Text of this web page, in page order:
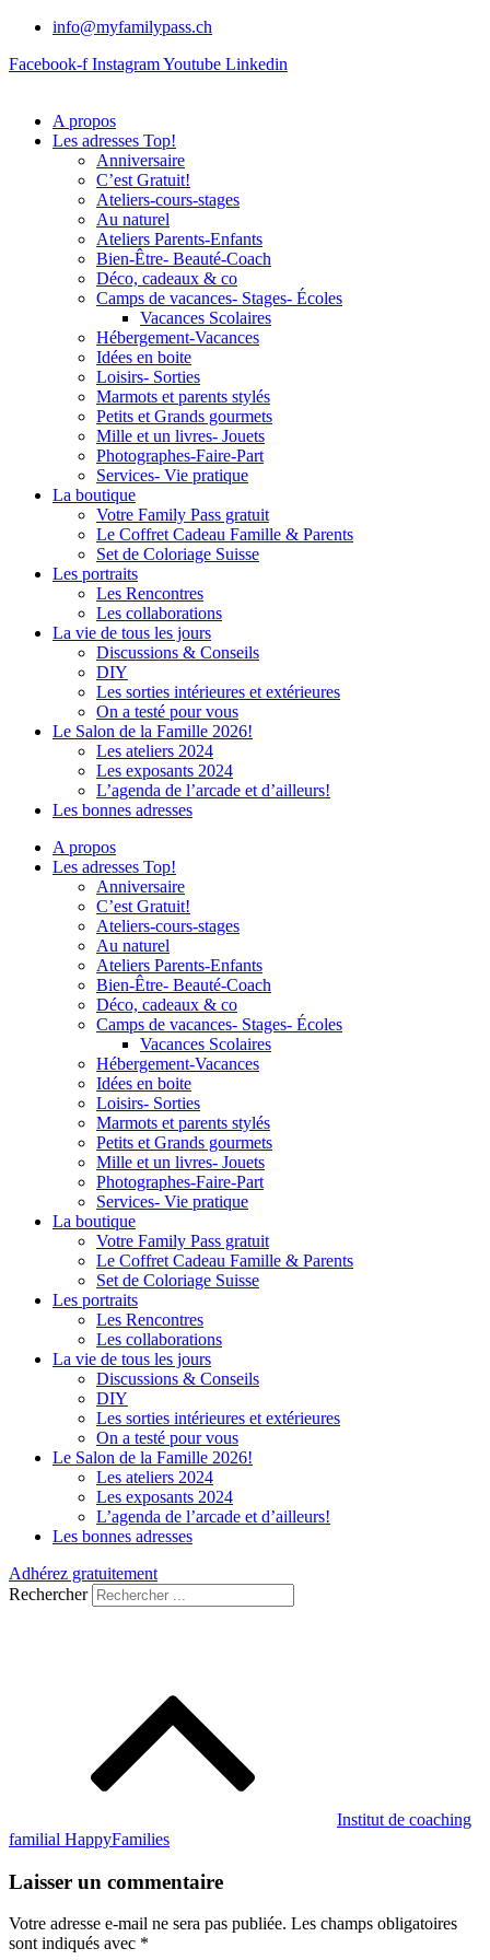
info@myfamilypass.ch
Facebook-f InstagramYoutube Linkedin
A propos
Les adresses Top!
Anniversaire
C’est Gratuit!
Ateliers-cours-stages
Au naturel
Ateliers Parents-Enfants
Bien-Être- Beauté-Coach
Déco, cadeaux & co
Camps de vacances- Stages- Écoles
Vacances Scolaires
Hébergement-Vacances
Idées en boite
Loisirs- Sorties
Marmots et parents stylés
Petits et Grands gourmets
Mille et un livres- Jouets
Photographes-Faire-Part
Services- Vie pratique
La boutique
Votre Family Pass gratuit
Le Coffret Cadeau Famille & Parents
Set de Coloriage Suisse
Les portraits
Les Rencontres
Les collaborations
La vie de tous les jours
Discussions & Conseils
DIY
Les sorties intérieures et extérieures
On a testé pour vous
Le Salon de la Famille 2026!
Les ateliers 2024
Les exposants 2024
L’agenda de l’arcade et d’ailleurs!
Les bonnes adresses
A propos
Les adresses Top!
Anniversaire
C’est Gratuit!
Ateliers-cours-stages
Au naturel
Ateliers Parents-Enfants
Bien-Être- Beauté-Coach
Déco, cadeaux & co
Camps de vacances- Stages- Écoles
Vacances Scolaires
Hébergement-Vacances
Idées en boite
Loisirs- Sorties
Marmots et parents stylés
Petits et Grands gourmets
Mille et un livres- Jouets
Photographes-Faire-Part
Services- Vie pratique
La boutique
Votre Family Pass gratuit
Le Coffret Cadeau Famille & Parents
Set de Coloriage Suisse
Les portraits
Les Rencontres
Les collaborations
La vie de tous les jours
Discussions & Conseils
DIY
Les sorties intérieures et extérieures
On a testé pour vous
Le Salon de la Famille 2026!
Les ateliers 2024
Les exposants 2024
L’agenda de l’arcade et d’ailleurs!
Les bonnes adresses
Adhérez gratuitement
Rechercher
Institut de coaching
familial HappyFamilies
Laisser un commentaire
Votre adresse e-mail ne sera pas publiée. Les champs obligatoires
sont indiqués avec *